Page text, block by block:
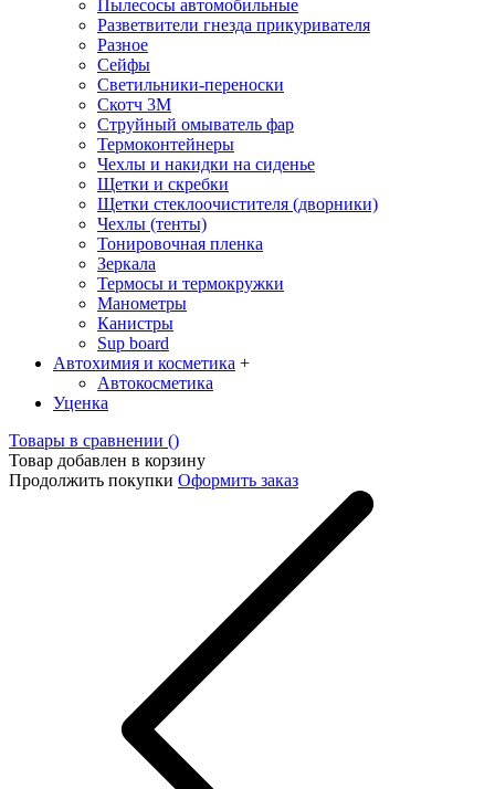
Пылесосы автомобильные
Разветвители гнезда прикуривателя
Разное
Сейфы
Светильники-переноски
Скотч 3М
Струйный омыватель фар
Термоконтейнеры
Чехлы и накидки на сиденье
Щетки и скребки
Щетки стеклоочистителя (дворники)
Чехлы (тенты)
Тонировочная пленка
Зеркалa
Термосы и термокружки
Манометры
Канистры
Sup board
Автохимия и косметика +
Автокосметика
Уценка
Товары в сравнении ()
Товар добавлен в корзину
Продолжить покупки Оформить заказ